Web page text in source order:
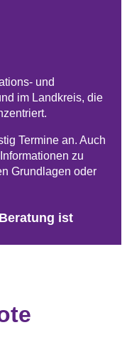
und
im Landkreis, die
Termine an. Auch
zu
Grundlagen oder
ist